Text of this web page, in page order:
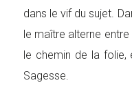
dans le vif du sujet.
le maître alterne
le chemin de la
Sagesse.